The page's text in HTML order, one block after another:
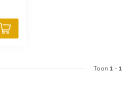
Toon 1 - 1